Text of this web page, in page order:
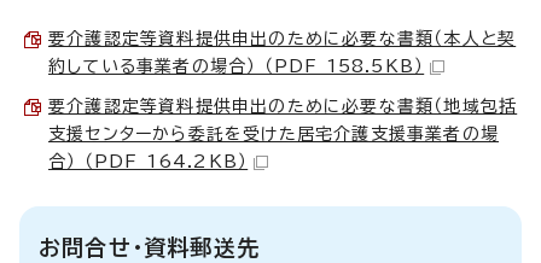
要介護認定等資料提供申出のために必要な書類（本人と契
約している事業者の場合） （PDF 158.5KB）
要介護認定等資料提供申出のために必要な書類（地域包括
支援センターから委託を受けた居宅介護支援事業者の場
合） （PDF 164.2KB）
お問合せ・資料郵送先